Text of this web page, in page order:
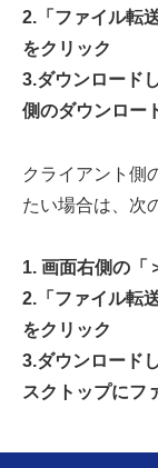
2.「ファイル転
をクリック
3.ダウンロード
側のダウンロー
クライアント側
たい場合は、次
1. 画面右側の「
2.「ファイル転
をクリック
3.ダウンロード
スクトップにフ